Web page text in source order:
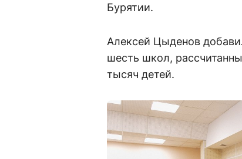
Бурятии.
Алексей Цыденов
шесть школ,
тысяч детей.